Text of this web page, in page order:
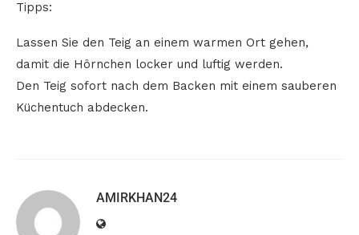
Tipps:
Lassen Sie den Teig an einem warmen Ort gehen,
damit die Hörnchen locker und luftig werden.
Den Teig sofort nach dem Backen mit einem sauberen
Küchentuch abdecken.
AMIRKHAN24